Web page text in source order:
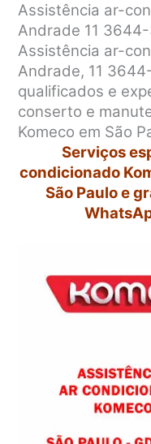
Assistência ar-
Andrade 11
Assistência ar-
Andrade, 11
qualificados e
conserto e
Komeco em São
Serviços
condicionado
São Paulo e